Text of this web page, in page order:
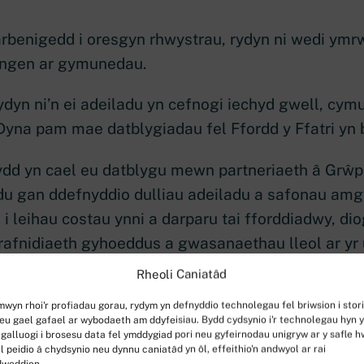
Rheoli Caniatâd
rhoi'r profiadau gorau, rydym yn defnyddio technolegau fel briwsion i
gael gafael ar wybodaeth am ddyfeisiau. Bydd cydsynio i'r technolegau hyn
i brosesu data fel ymddygiad pori neu gyfeirnodau unigryw ar y safle
peidio â chydsynio neu dynnu caniatâd yn ôl, effeithio'n andwyol ar rai
i oresgyn rhwystrau, rydyn ni wedi
ar gymunedau.
ni’n ei adeiladu yn cefnogi iechyd gwell,
pam mae datblygiadau fel Ffordd y Ffatri yn
yn cael eu datblygu mewn partneriaeth â
gan ddefnyddio dulliau adeiladu a safonau
leihau costau ynni a darparu tai fforddiadwy,
gyhoeddus a gwasanaethau lleol ar yr
o adeiladu yn defnyddio technegau arloesol,
yn fanwl gywir ac a adeiladir oddi ar y
gilydd ar y safle. Mae’r dull hwn yn lleihau
ac yn lleihau gwastraff a tharfu ar